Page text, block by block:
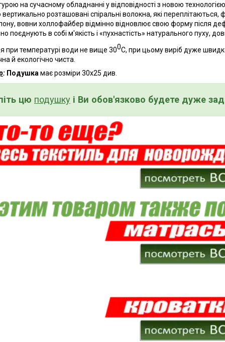
на сучасному обладнанні у відповідності з новою
розташовані спіральні волокна, які
вовни холлофайбер відмінно відновлює свою форму після
поєднують в собі м'якість і «пухнастість» натурального пуху,
при температурі води не вище 300С, при цьому виріб дуже
й екологічно чиста.
: Подушка має розміри 30х25 див.
цю подушку і Ви обов'язково будете дуже